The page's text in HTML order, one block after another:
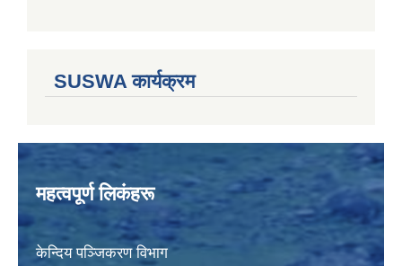
SUSWA कार्यक्रम
महत्वपूर्ण लिकंहरू
केन्दिय पञ्जिकरण विभाग